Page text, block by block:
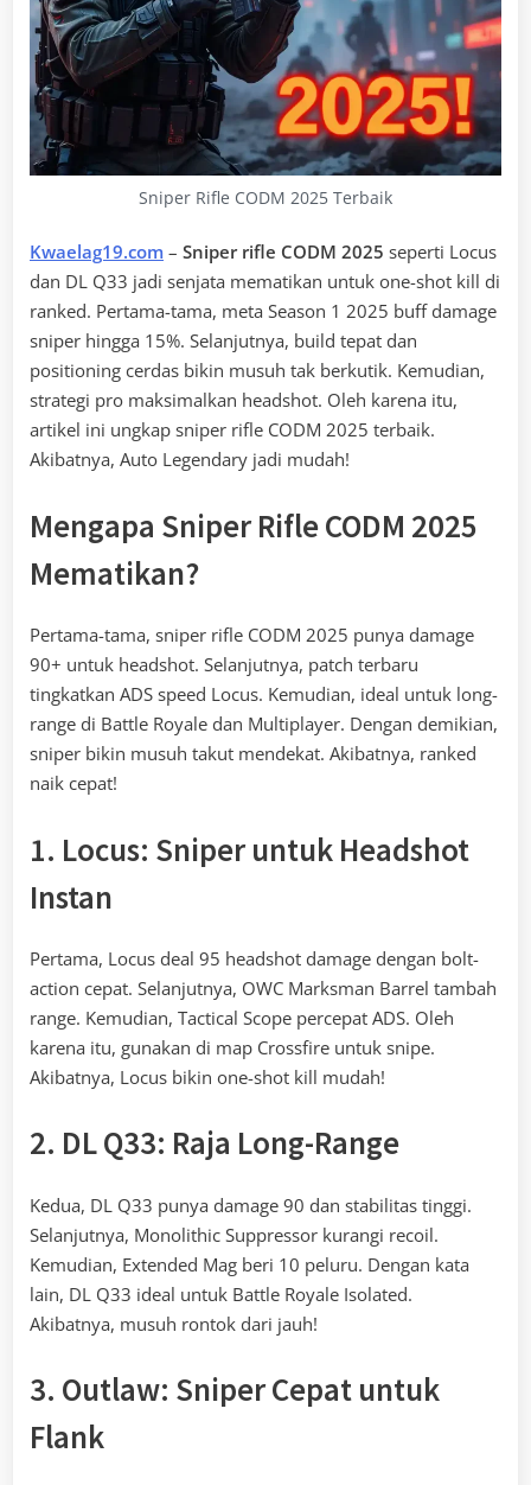
Sniper Rifle CODM 2025 Terbaik
Kwaelag19.com – Sniper rifle CODM 2025 seperti Locus
dan DL Q33 jadi senjata mematikan untuk one-shot kill di
ranked. Pertama-tama, meta Season 1 2025 buff damage
sniper hingga 15%. Selanjutnya, build tepat dan
positioning cerdas bikin musuh tak berkutik. Kemudian,
strategi pro maksimalkan headshot. Oleh karena itu,
artikel ini ungkap sniper rifle CODM 2025 terbaik.
Akibatnya, Auto Legendary jadi mudah!
Mengapa Sniper Rifle CODM 2025
Mematikan?
Pertama-tama, sniper rifle CODM 2025 punya damage
90+ untuk headshot. Selanjutnya, patch terbaru
tingkatkan ADS speed Locus. Kemudian, ideal untuk long-
range di Battle Royale dan Multiplayer. Dengan demikian,
sniper bikin musuh takut mendekat. Akibatnya, ranked
naik cepat!
1. Locus: Sniper untuk Headshot
Instan
Pertama, Locus deal 95 headshot damage dengan bolt-
action cepat. Selanjutnya, OWC Marksman Barrel tambah
range. Kemudian, Tactical Scope percepat ADS. Oleh
karena itu, gunakan di map Crossfire untuk snipe.
Akibatnya, Locus bikin one-shot kill mudah!
2. DL Q33: Raja Long-Range
Kedua, DL Q33 punya damage 90 dan stabilitas tinggi.
Selanjutnya, Monolithic Suppressor kurangi recoil.
Kemudian, Extended Mag beri 10 peluru. Dengan kata
lain, DL Q33 ideal untuk Battle Royale Isolated.
Akibatnya, musuh rontok dari jauh!
3. Outlaw: Sniper Cepat untuk
Flank